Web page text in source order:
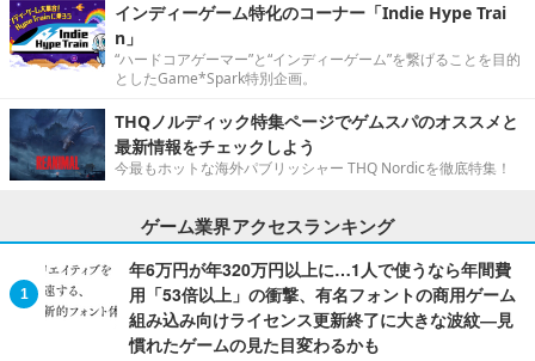
インディーゲーム特化のコーナー「Indie Hype Trai
n」
“ハードコアゲーマー”と“インディーゲーム”を繋げることを目的
としたGame*Spark特別企画。
THQノルディック特集ページでゲムスパのオススメと
最新情報をチェックしよう
今最もホットな海外パブリッシャー THQ Nordicを徹底特集！
ゲーム業界アクセスランキング
年6万円が年320万円以上に…1人で使うなら年間費
用「53倍以上」の衝撃、有名フォントの商用ゲーム
組み込み向けライセンス更新終了に大きな波紋―見
慣れたゲームの見た目変わるかも